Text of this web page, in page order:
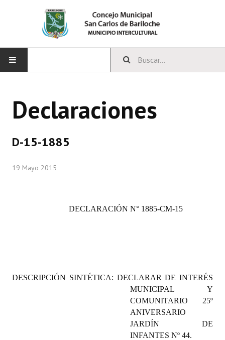
CONCEJO
Comisiones Permanentes
Constitución Nacional
Declaraciones
D-15-1885
19 Mayo 2015
DECLARACIÓN N° 1885-CM-15
DESCRIPCIÓN SINTÉTICA: DECLARAR DE INTERÉS
MUNICIPAL Y
COMUNITARIO 25º
ANIVERSARIO
JARDÍN DE
INFANTES Nº 44.